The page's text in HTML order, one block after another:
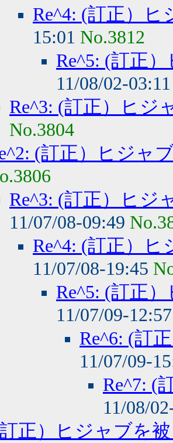
Re^4: (訂正）
15:01 No.3812
Re^5: (訂正
11/08/02-
Re^3: (訂正）ヒジ
No.3804
(訂正）ヒジャ
Re^3: (訂正）ヒジ
11/07/08-09:49
Re^4: (訂正）
11/07/08-19:45
Re^5: (訂正
11/07/09-
Re^6: (訂
11/07/09-
Re^7: (
11/08/
正）ヒジャブを